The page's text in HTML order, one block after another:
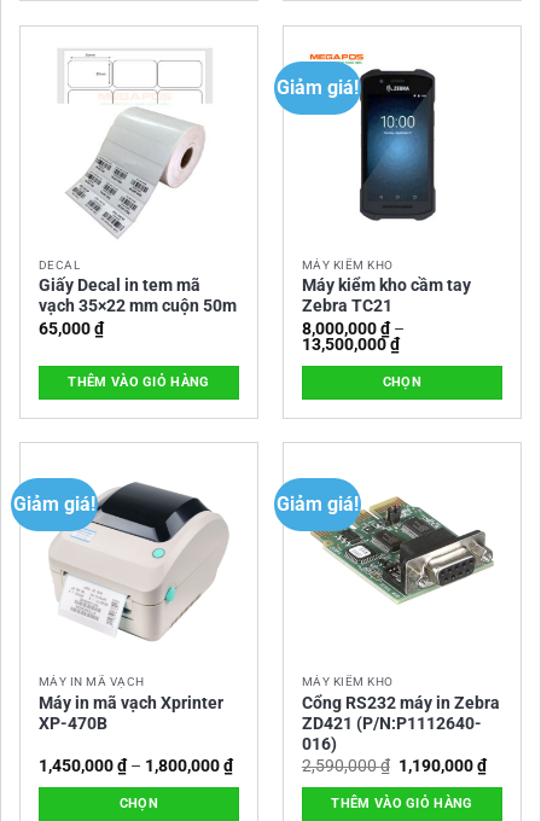
DECAL
Giấy Decal in tem mã
vạch 35×22 mm cuộn 50m
65,000₫
THÊM VÀO GIỎ HÀNG
Giảm giá!
MÁY KIỂM KHO
Máy kiểm kho cầm tay
Zebra TC21
8,000,000₫ –
13,500,000₫Khoảng
giá:
từ
8,000,000 ₫
đến
13,500,000 ₫
CHỌN
nhiều
biến
thể
được
chọn
trên
trang
Giảm giá!
MÁY IN MÃ VẠCH
Máy in mã vạch Xprinter
XP-470B
1,450,000₫ – 1,800,000₫Khoảng
giá:
CHỌN
Giảm giá!
MÁY KIỂM KHO
Cổng RS232 máy in Zebra
ZD421 (P/N:P1112640-
016)
2,590,000₫ Giá
gốc
là:
2,590,000 ₫.
1,190,000₫Giá
hiện
THÊM VÀO GIỎ HÀNG